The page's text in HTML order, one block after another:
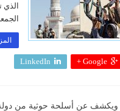
الذي
Google +
LinkedIn
عن أسلحة حوثية من